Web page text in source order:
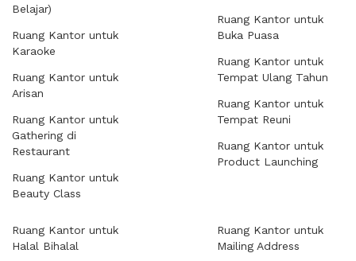
Belajar)
Ruang Kantor untuk
Karaoke
Ruang Kantor untuk
Arisan
Ruang Kantor untuk
Gathering di
Restaurant
Ruang Kantor untuk
Beauty Class
Ruang Kantor untuk
Buka Puasa
Ruang Kantor untuk
Tempat Ulang Tahun
Ruang Kantor untuk
Tempat Reuni
Ruang Kantor untuk
Product Launching
Ruang Kantor untuk
Halal Bihalal
Ruang Kantor untuk
Mailing Address